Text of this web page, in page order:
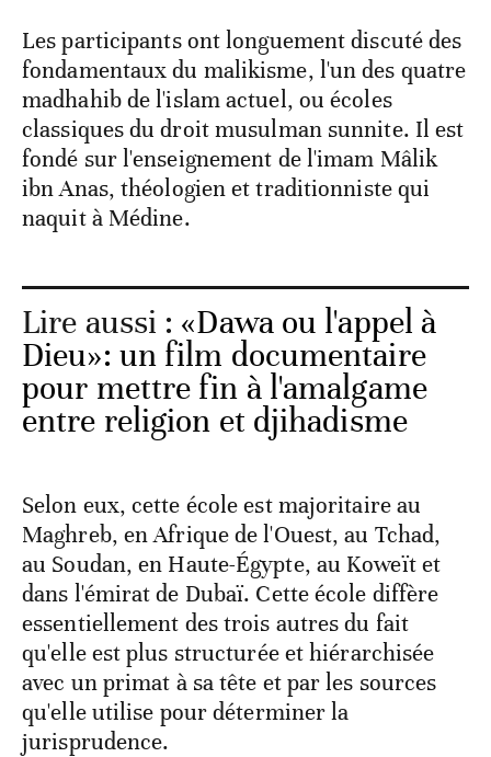
Les participants ont longuement discuté des
fondamentaux du malikisme, l'un des quatre
madhahib de l'islam actuel, ou écoles
classiques du droit musulman sunnite. Il est
fondé sur l'enseignement de l'imam Mâlik
ibn Anas, théologien et traditionniste qui
naquit à Médine.
Lire aussi : «Dawa ou l'appel à
Dieu»: un film documentaire
pour mettre fin à l'amalgame
entre religion et djihadisme
Selon eux, cette école est majoritaire au
Maghreb, en Afrique de l'Ouest, au Tchad,
au Soudan, en Haute-Égypte, au Koweït et
dans l'émirat de Dubaï. Cette école diffère
essentiellement des trois autres du fait
qu'elle est plus structurée et hiérarchisée
avec un primat à sa tête et par les sources
qu'elle utilise pour déterminer la
jurisprudence.